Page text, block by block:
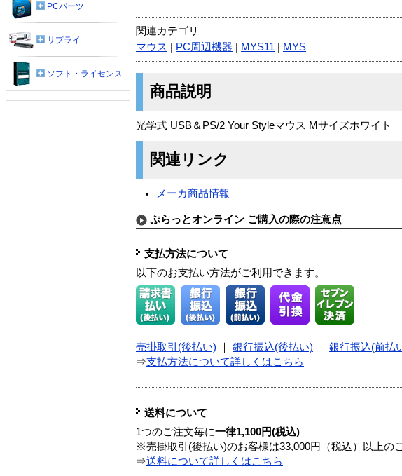
関連カテゴリ
マウス
PC周辺機器 MYS11 MYS
商品説明
光学式 USB＆PS/2 Your Styleマウス Mサイズホワイト
関連リンク
メーカ商品情報
ぷらっとオンライン ご購入の際の注意点
支払方法について
以下のお支払い方法がご利用できます。
売掛取引(後払い) 銀行振込(後払い) 銀行振込(前払
⇒支払方法について詳しくはこちら
送料について
1つのご注文毎に一律1,100円(税込)
※売掛取引(後払い)のお客様は33,000円（税込）以上の
⇒送料について詳しくはこちら
PCパーツ
サプライ
ソフト・ライセンス